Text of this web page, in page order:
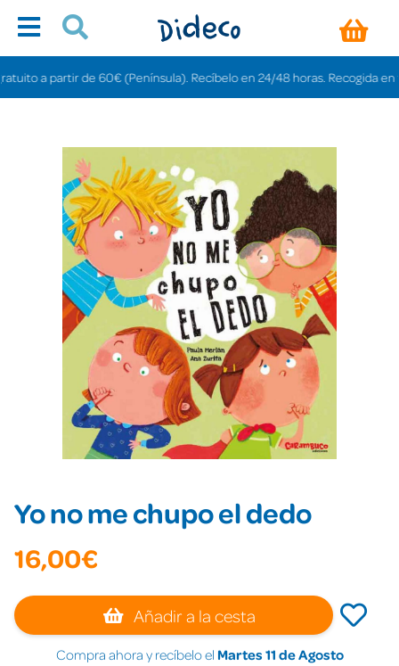
a partir de 60€ (Península). Recíbelo en 24/48 horas. Recogida en
Yo no me chupo el dedo
16,00€
Añadir a la cesta
Compra ahora y recíbelo el Martes 11 de Agosto